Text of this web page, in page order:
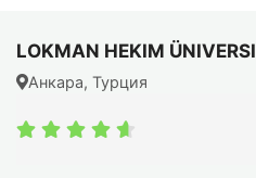
LOKMAN HEKIM
Анкара, Турция